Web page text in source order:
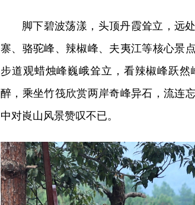
脚下碧波荡漾，头顶丹霞耸立，远
寨、骆驼峰、辣椒峰、夫夷江等核心景
步道观蜡烛峰巍峨耸立，看辣椒峰跃
醉，乘坐竹筏欣赏两岸奇峰异石，流连
中对崀山风景赞叹不已。